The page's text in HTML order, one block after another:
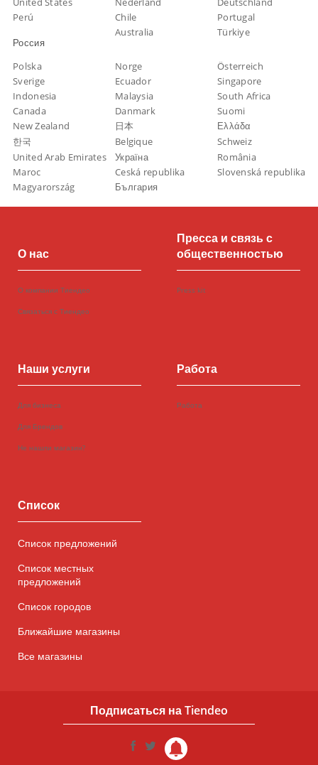
Perú
Chile
Portugal
Россия
Australia Türkiye
Polska Norge
Österreich
Sverige
Ecuador
Singapore
Indonesia
Malaysia
South Africa
Canada
Danmark
Suomi
New Zealand
日本
Ελλάδα
한국
Belgique
Schweiz
United Arab Emirates
Україна
România
Maroc
Ceská republika
Slovenská republika
Magyarország
България
О нас
О компании Тиендео
Связаться с Тиендео
Пресса и связь с
общественностью
Press kit
Наши услуги
Для бизнеса
Для Брендов
Не нашли магазин?
Работа
Работа
Список
Список предложений
Список местных
предложений
Список городов
Ближайшие магазины
Все магазины
Подписаться на Tiendeo